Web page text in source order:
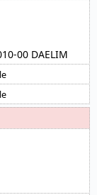
00 DAELIM